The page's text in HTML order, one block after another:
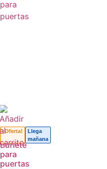
¡Oferta!
Llega
mañana
Burlete
para
puertas